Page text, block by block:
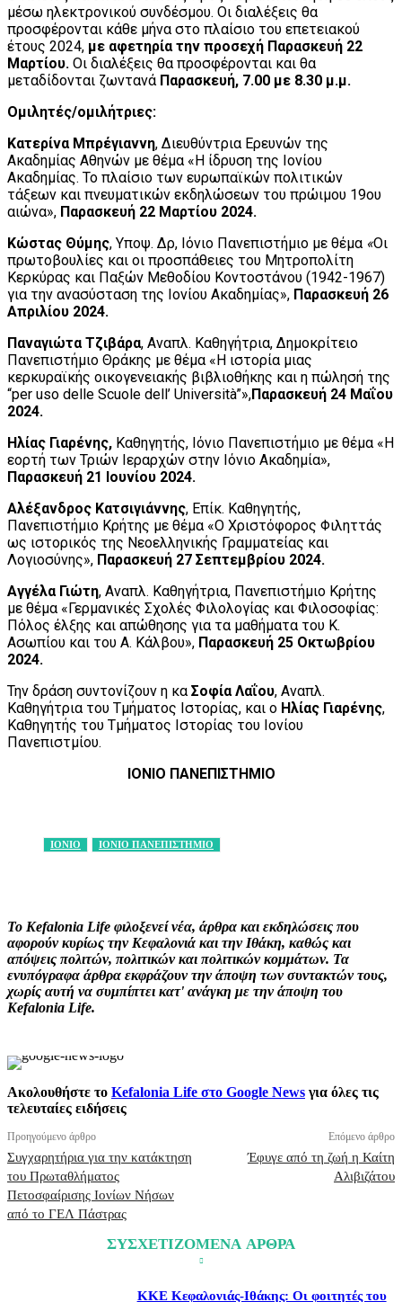
μέσω ηλεκτρονικού συνδέσμου. Οι διαλέξεις θα
προσφέρονται κάθε μήνα στο πλαίσιο του επετειακού
έτους 2024, με αφετηρία την προσεχή Παρασκευή 22
Μαρτίου. Οι διαλέξεις θα προσφέρονται και θα
μεταδίδονται ζωντανά Παρασκευή, 7.00 με 8.30 μ.μ.
Ομιλητές/ομιλήτριες:
Κατερίνα Μπρέγιαννη, Διευθύντρια Ερευνών της
Ακαδημίας Αθηνών με θέμα «Η ίδρυση της Ιονίου
Ακαδημίας. Το πλαίσιο των ευρωπαϊκών πολιτικών
τάξεων και πνευματικών εκδηλώσεων του πρώιμου 19ου
αιώνα», Παρασκευή 22 Μαρτίου 2024.
Κώστας Θύμης, Υποψ. Δρ, Ιόνιο Πανεπιστήμιο με θέμα «Οι
πρωτοβουλίες και οι προσπάθειες του Μητροπολίτη
Κερκύρας και Παξών Μεθοδίου Κοντοστάνου (1942-1967)
για την ανασύσταση της Ιονίου Ακαδημίας», Παρασκευή 26
Απριλίου 2024.
Παναγιώτα Τζιβάρα, Αναπλ. Καθηγήτρια, Δημοκρίτειο
Πανεπιστήμιο Θράκης με θέμα «Η ιστορία μιας
κερκυραϊκής οικογενειακής βιβλιοθήκης και η πώλησή της
“per uso delle Scuole dell’ Università”»,Παρασκευή 24 Μαΐου
2024.
Ηλίας Γιαρένης, Καθηγητής, Ιόνιο Πανεπιστήμιο με θέμα «Η
εορτή των Τριών Ιεραρχών στην Ιόνιο Ακαδημία»,
Παρασκευή 21 Ιουνίου 2024.
Αλέξανδρος Κατσιγιάννης, Επίκ. Καθηγητής,
Πανεπιστήμιο Κρήτης με θέμα «Ο Χριστόφορος Φιληττάς
ως ιστορικός της Νεοελληνικής Γραμματείας και
Λογιοσύνης», Παρασκευή 27 Σεπτεμβρίου 2024.
Αγγέλα Γιώτη, Αναπλ. Καθηγήτρια, Πανεπιστήμιο Κρήτης
με θέμα «Γερμανικές Σχολές Φιλολογίας και Φιλοσοφίας:
Πόλος έλξης και απώθησης για τα μαθήματα του Κ.
Ασωπίου και του Α. Κάλβου», Παρασκευή 25 Οκτωβρίου
2024.
Την δράση συντονίζουν η καΣοφία Λαΐου, Αναπλ.
Καθηγήτρια του Τμήματος Ιστορίας, και ο Ηλίας Γιαρένης,
Καθηγητής του Τμήματος Ιστορίας του Ιονίου
Πανεπιστμίου.
ΙΟΝΙΟ ΠΑΝΕΠΙΣΤΗΜΙΟ
ΙΟΝΙΟ ΙΟΝΙΟ ΠΑΝΕΠΙΣΤΗΜΙΟ
Το Kefalonia Life φιλοξενεί νέα, άρθρα και εκδηλώσεις που
αφορούν κυρίως την Κεφαλονιά και την Ιθάκη, καθώς και
απόψεις πολιτών, πολιτικών και πολιτικών κομμάτων. Τα
ενυπόγραφα άρθρα εκφράζουν την άποψη των συντακτών τους,
χωρίς αυτή να συμπίπτει κατ' ανάγκη με την άποψη του
Kefalonia Life.
Ακολουθήστε το Kefalonia Life στο Google News για όλες τις
τελευταίες ειδήσεις
Προηγούμενο άρθρο
Συγχαρητήρια για την κατάκτηση
του Πρωταθλήματος
Πετοσφαίρισης Ιονίων Νήσων
από το ΓΕΛ Πάστρας
Επόμενο άρθρο
Έφυγε από τη ζωή η Καίτη
Αλιβιζάτου
ΣΥΣΧΕΤΙΖΟΜΕΝΑ ΑΡΘΡΑ
ΚΚΕ Κεφαλονιάς-Ιθάκης: Οι φοιτητές του